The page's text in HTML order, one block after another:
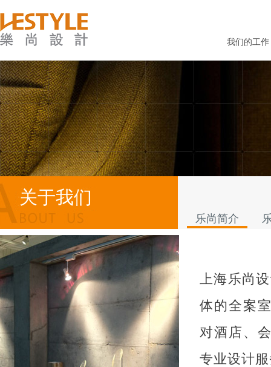
我们的工作
关于我们
乐尚简介
上海乐尚
体的全案
对酒店、
专业设计